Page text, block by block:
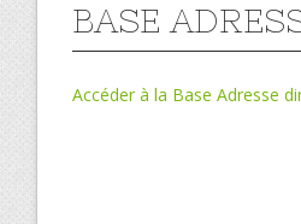
BASE
Accéder à la Base Adresse